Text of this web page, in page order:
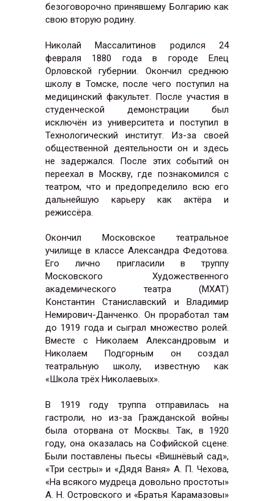
безоговорочно принявшему Болгарию как
свою вторую родину.
Николай Массалитинов родился 24
февраля 1880 года в городе Елец
Орловской губернии. Окончил среднюю
школу в Томске, после чего поступил на
медицинский факультет. После участия в
студенческой демонстрации был
исключён из университета и поступил в
Технологический институт. Из-за своей
общественной деятельности он и здесь
не задержался. После этих событий он
переехал в Москву, где познакомился с
театром, что и предопределило всю его
дальнейшую карьеру как актёра и
режиссёра.
Окончил Московское театральное
училище в классе Александра Федотова.
Его лично пригласили в труппу
Московского Художественного
академического театра (МХАТ)
Константин Станиславский и Владимир
Немирович-Данченко. Он проработал там
до 1919 года и сыграл множество ролей.
Вместе с Николаем Александровым и
Николаем Подгорным он создал
театральную школу, известную как
«Школа трёх Николаевых».
В 1919 году труппа отправилась на
гастроли, но из-за Гражданской войны
была оторвана от Москвы. Так, в 1920
году, она оказалась на Софийской сцене.
Были поставлены пьесы «Вишнёвый сад»,
«Три сестры» и «Дядя Ваня» А. П. Чехова,
«На всякого мудреца довольно простоты»
А. Н. Островского и «Братья Карамазовы»